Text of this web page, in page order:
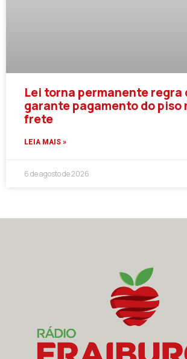
Lei torna permanente regra
garante pagamento do piso
frete
LEIA MAIS »
6 de agosto de 2026